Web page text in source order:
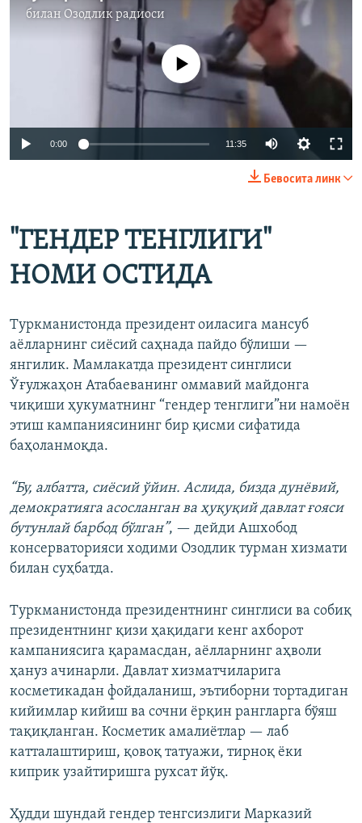
билан Озодлик радиоси
480p
720p 1080p
Айни дамда медиа-манба мавжуд эмас
0:00 11:35
Бевосита линк
"ГЕНДЕР ТЕНГЛИГИ"
НОМИ ОСТИДА
Туркманистонда президент оиласига мансуб
аёлларнинг сиёсий саҳнада пайдо бўлиши —
янгилик. Мамлакатда президент синглиси
Ўғулжаҳон Атабаеванинг оммавий майдонга
чиқиши ҳукуматнинг “гендер тенглиги”ни намоён
этиш кампаниясининг бир қисми сифатида
баҳоланмоқда.
“Бу, албатта, сиёсий ўйин. Аслида, бизда дунёвий,
демократияга асосланган ва ҳуқуқий давлат ғояси
бутунлай барбод бўлган”, — дейди Ашхобод
консерваторияси ходими Озодлик турман хизмати
билан суҳбатда.
Туркманистонда президентнинг синглиси ва собиқ
президентнинг қизи ҳақидаги кенг ахборот
кампаниясига қарамасдан, аёлларнинг аҳволи
ҳануз ачинарли. Давлат хизматчиларига
косметикадан фойдаланиш, эътиборни тортадиган
кийимлар кийиш ва сочни ёрқин рангларга бўяш
тақиқланган. Косметик амалиётлар — лаб
катталаштириш, қовоқ татуажи, тирноқ ёки
киприк узайтиришга рухсат йўқ.
Ҳудди шундай гендер тенгсизлиги Марказий